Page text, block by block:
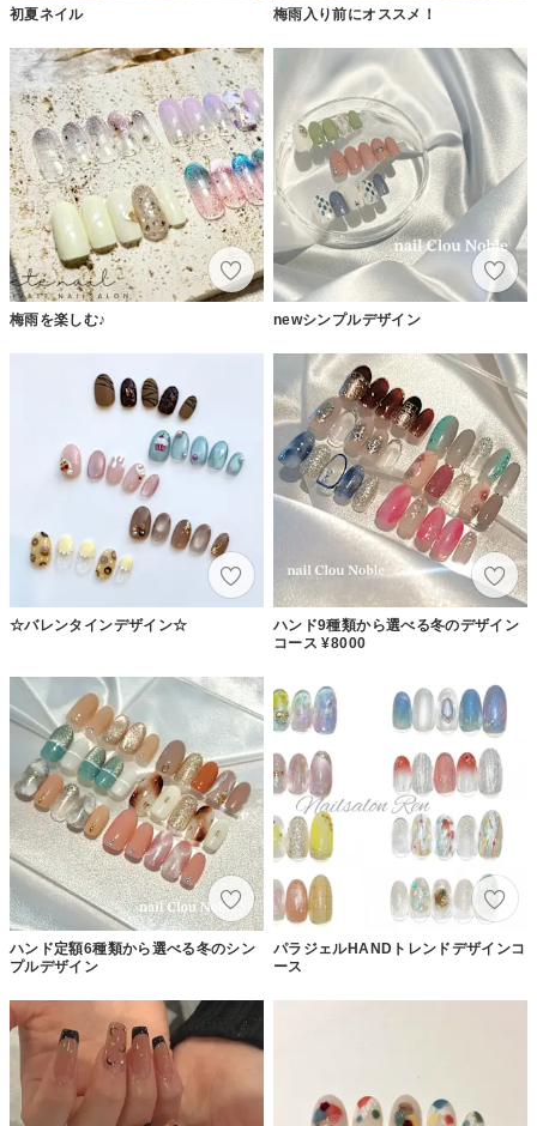
初夏ネイル 梅雨入り前にオススメ！
梅雨を楽しむ♪ newシンプルデザイン
☆バレンタインデザイン☆
ハンド9種類から選べる冬のデザイン
コース ¥8000
ハンド定額6種類から選べる冬のシン
プルデザイン
パラジェルHANDトレンドデザインコ
ース